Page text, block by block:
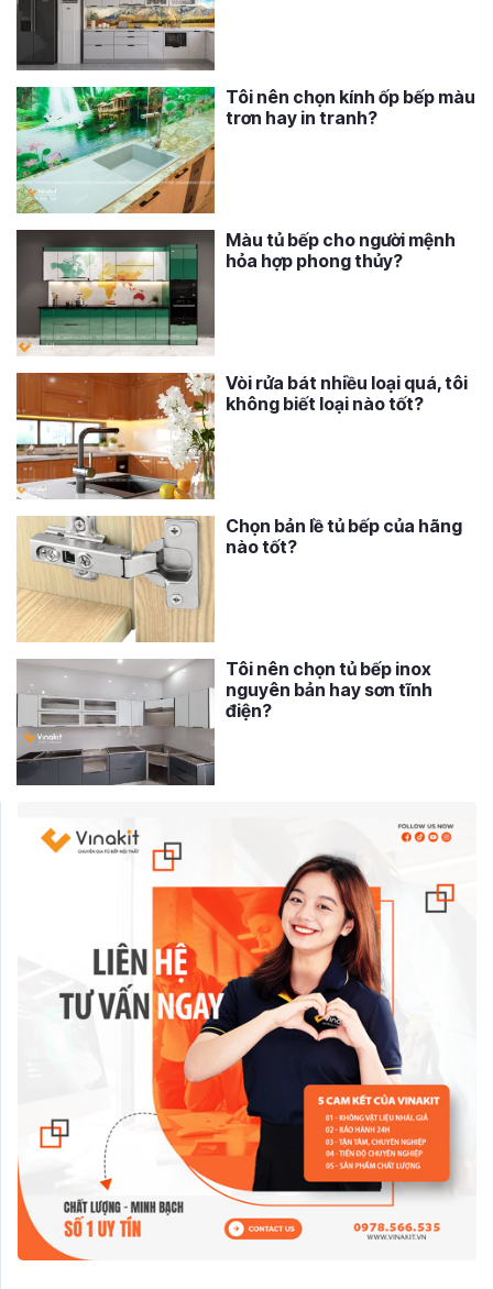
Tôi nên chọn kính ốp bếp màu
trơn hay in tranh?
Màu tủ bếp cho người mệnh
hỏa hợp phong thủy?
Vòi rửa bát nhiều loại quá, tôi
không biết loại nào tốt?
Chọn bản lề tủ bếp của hãng
nào tốt?
Tôi nên chọn tủ bếp inox
nguyên bản hay sơn tĩnh
điện?